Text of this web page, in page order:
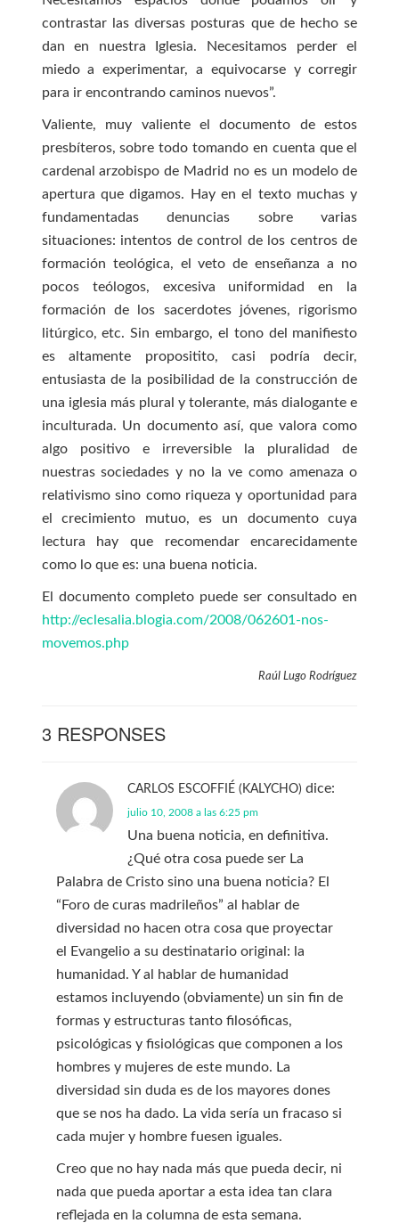
contrastar las diversas posturas que de hecho se
dan en nuestra Iglesia. Necesitamos perder el
miedo a experimentar, a equivocarse y corregir
para ir encontrando caminos nuevos”.
Valiente, muy valiente el documento de estos
presbíteros, sobre todo tomando en cuenta que el
cardenal arzobispo de Madrid no es un modelo de
apertura que digamos. Hay en el texto muchas y
fundamentadas denuncias sobre varias
situaciones: intentos de control de los centros de
formación teológica, el veto de enseñanza a no
pocos teólogos, excesiva uniformidad en la
formación de los sacerdotes jóvenes, rigorismo
litúrgico, etc. Sin embargo, el tono del manifiesto
es altamente propositito, casi podría decir,
entusiasta de la posibilidad de la construcción de
una iglesia más plural y tolerante, más dialogante e
inculturada. Un documento así, que valora como
algo positivo e irreversible la pluralidad de
nuestras sociedades y no la ve como amenaza o
relativismo sino como riqueza y oportunidad para
el crecimiento mutuo, es un documento cuya
lectura hay que recomendar encarecidamente
como lo que es: una buena noticia.
El documento completo puede ser consultado en
http://eclesalia.blogia.com/2008/062601-nos-
movemos.php
Raúl Lugo Rodríguez
3 RESPONSES
CARLOS ESCOFFIÉ (KALYCHO) dice:
julio 10, 2008 a las 6:25 pm
Una buena noticia, en definitiva.
¿Qué otra cosa puede ser La
Palabra de Cristo sino una buena noticia? El
“Foro de curas madrileños” al hablar de
diversidad no hacen otra cosa que proyectar
el Evangelio a su destinatario original: la
humanidad. Y al hablar de humanidad
estamos incluyendo (obviamente) un sin fin de
formas y estructuras tanto filosóficas,
psicológicas y fisiológicas que componen a los
hombres y mujeres de este mundo. La
diversidad sin duda es de los mayores dones
que se nos ha dado. La vida sería un fracaso si
cada mujer y hombre fuesen iguales.
Creo que no hay nada más que pueda decir, ni
nada que pueda aportar a esta idea tan clara
reflejada en la columna de esta semana.